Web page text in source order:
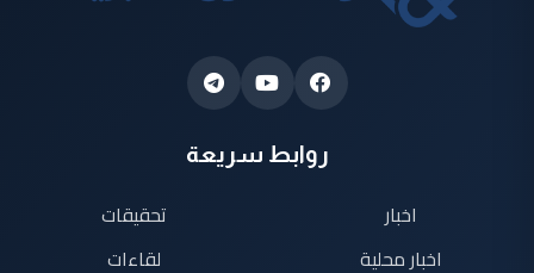
روابط سريعة
اخبار
اخبار محلية
تحقيقات
لقاءات